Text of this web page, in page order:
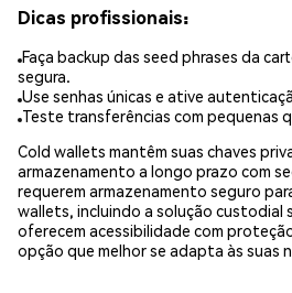
Dicas profissionais:
Faça backup das seed phrases da
segura.
Use senhas únicas e ative
Teste transferências com pequenas
Cold wallets mantêm suas chaves
armazenamento a longo prazo com
requerem armazenamento seguro
wallets, incluindo a solução custodial
oferecem acessibilidade com
opção que melhor se adapta às suas